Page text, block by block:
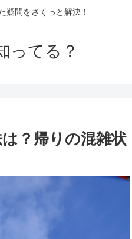
疑問をさくっと解決！
ってる？
？帰りの混雑状